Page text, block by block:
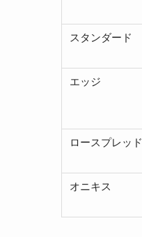
スタンダード
エッジ
ロースプレッド
オニキス